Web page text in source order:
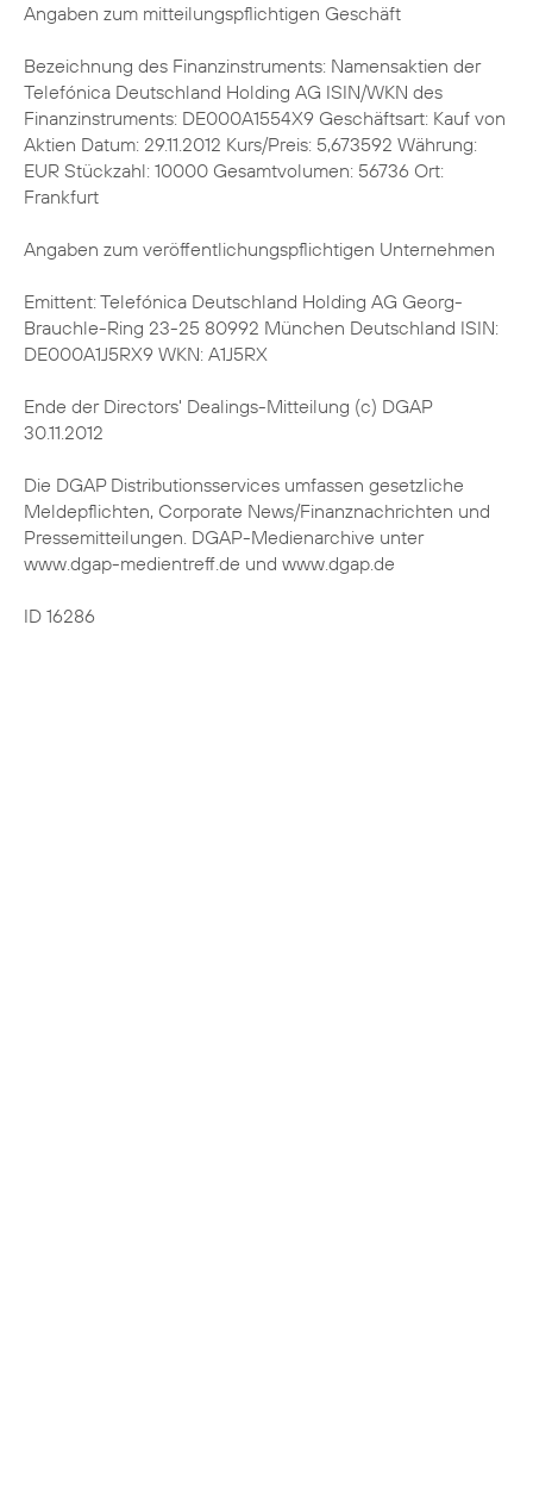
Angaben zum mitteilungspflichtigen Geschäft
Bezeichnung des Finanzinstruments: Namensaktien der
Telefónica Deutschland Holding AG ISIN/WKN des
Finanzinstruments: DE000A1554X9 Geschäftsart: Kauf von
Aktien Datum: 29.11.2012 Kurs/Preis: 5,673592 Währung:
EUR Stückzahl: 10000 Gesamtvolumen: 56736 Ort:
Frankfurt
Angaben zum veröffentlichungspflichtigen Unternehmen
Emittent: Telefónica Deutschland Holding AG Georg-
Brauchle-Ring 23-25 80992 München Deutschland ISIN:
DE000A1J5RX9 WKN: A1J5RX
Ende der Directors' Dealings-Mitteilung (c) DGAP
30.11.2012
Die DGAP Distributionsservices umfassen gesetzliche
Meldepflichten, Corporate News/Finanznachrichten und
Pressemitteilungen. DGAP-Medienarchive unter
www.dgap-medientreff.de und www.dgap.de
ID 16286